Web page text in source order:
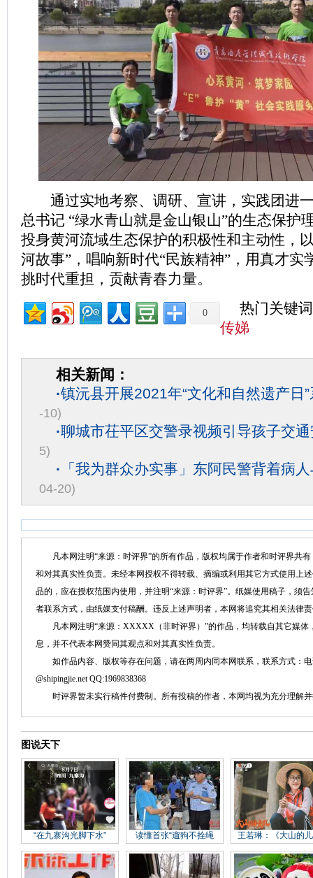
通过实地考察、调研、宣讲，实践团进
总书记 “绿水青山就是金山银山”的生态保护
投身黄河流域生态保护的积极性和主动性，
河故事”，唱响新时代“民族精神”，用真才实
挑时代重担，贡献青春力量。
0
热门关键
传娣
相关新闻：
·镇沅县开展2021年“文化和自然遗产日
-10)
·聊城市茌平区交警录视频引导孩子交
5)
· 「我为群众办实事」东阿民警背着病
04-20)
凡本网注明“来源：时评界”的所有作品，版权均属于作者和时评界共有
和对其真实性负责。未经本网授权不得转载、摘编或利用其它方式使用上
品的，应在授权范围内使用，并注明“来源：时评界”。纸媒使用稿子，须
者联系方式，由纸媒支付稿酬。违反上述声明者，本网将追究其相关法律
凡本网注明“来源：XXXXX（非时评界）”的作品，均转载自其它媒体
息，并不代表本网赞同其观点和对其真实性负责。
如作品内容、版权等存在问题，请在两周内同本网联系，联系方式：电
@shipingjie.net QQ:1969838368
时评界暂未实行稿件付费制。所有投稿的作者，本网均视为充分理解并
图说天下
“在九寨沟光脚下水” 读懂首张“遛狗不拴绳 王若琳：《大山的